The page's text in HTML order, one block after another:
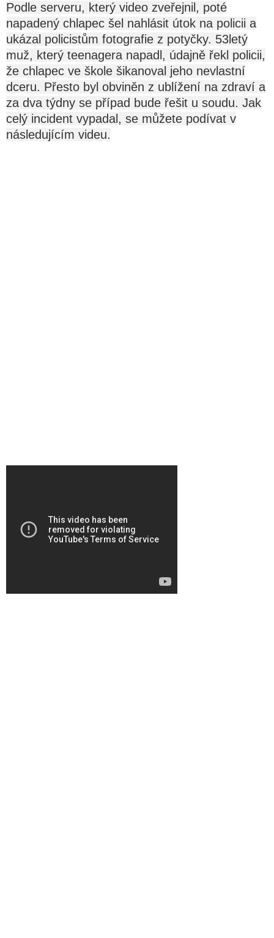
Podle serveru, který video zveřejnil, poté
napadený chlapec šel nahlásit útok na policii a
ukázal policistům fotografie z potyčky. 53letý
muž, který teenagera napadl, údajně řekl policii,
že chlapec ve škole šikanoval jeho nevlastní
dceru. Přesto byl obviněn z ublížení na zdraví a
za dva týdny se případ bude řešit u soudu. Jak
celý incident vypadal, se můžete podívat v
následujícím videu.